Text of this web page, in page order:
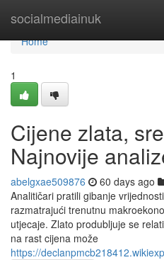
socialmediainuk
Home
Home
1
Cijene zlata,
Najnovije
abelgxae509876 60 days ago
Analitičari pratili gibanje
razmatrajući trenutnu
utjecaje. Zlato produbljuje se
na rast cijena može
https://